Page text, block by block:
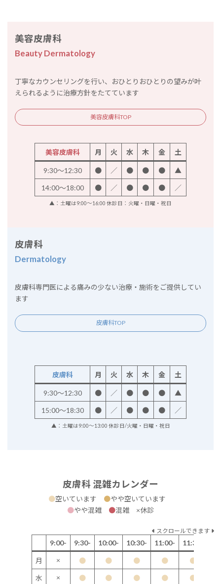
美容皮膚科
Beauty Dermatology
丁寧なカウンセリングを行い、おひとりおひとりの望みが叶
えられるように治療方針をたてています
美容皮膚科TOP
美容皮膚科 月 火 水 木 金 土
9:30～12:30 ● ／ ● ● ● ▲
14:00～18:00 ● ／ ● ● ● ／
▲：土曜は9:00～16:00 休診日：火曜・日曜・祝日
皮膚科
Dermatology
皮膚科専門医による痛みの少ない治療・施術をご提供してい
ます
皮膚科TOP
皮膚科 月 火 水 木 金 土
9:30～12:30 ● ／ ● ● ● ▲
15:00～18:30 ● ／ ● ● ● ／
▲：土曜は9:00～13:00 休診日/火曜・日曜・祝日
皮膚科 混雑カレンダー
●空いています ●やや空いています
●やや混雑 ●混雑 ×休診
スクロールできます
9:00- 9:30- 10:00- 10:30- 11:00- 11:30-
月 × ● ● ● ● ●
水 × ● ● ● ● ●